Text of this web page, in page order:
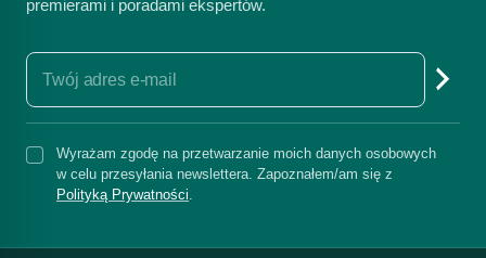
premierami i poradami ekspertów.
Wyrażam zgodę na przetwarzanie moich danych osobowych
w celu przesyłania newslettera. Zapoznałem/am się z
Polityką Prywatności.